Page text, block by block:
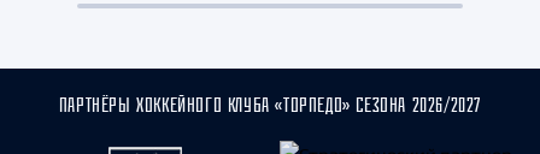
ПАРТНЁРЫ ХОККЕЙНОГО КЛУБА «ТОРПЕДО» СЕЗОНА 2026/2027